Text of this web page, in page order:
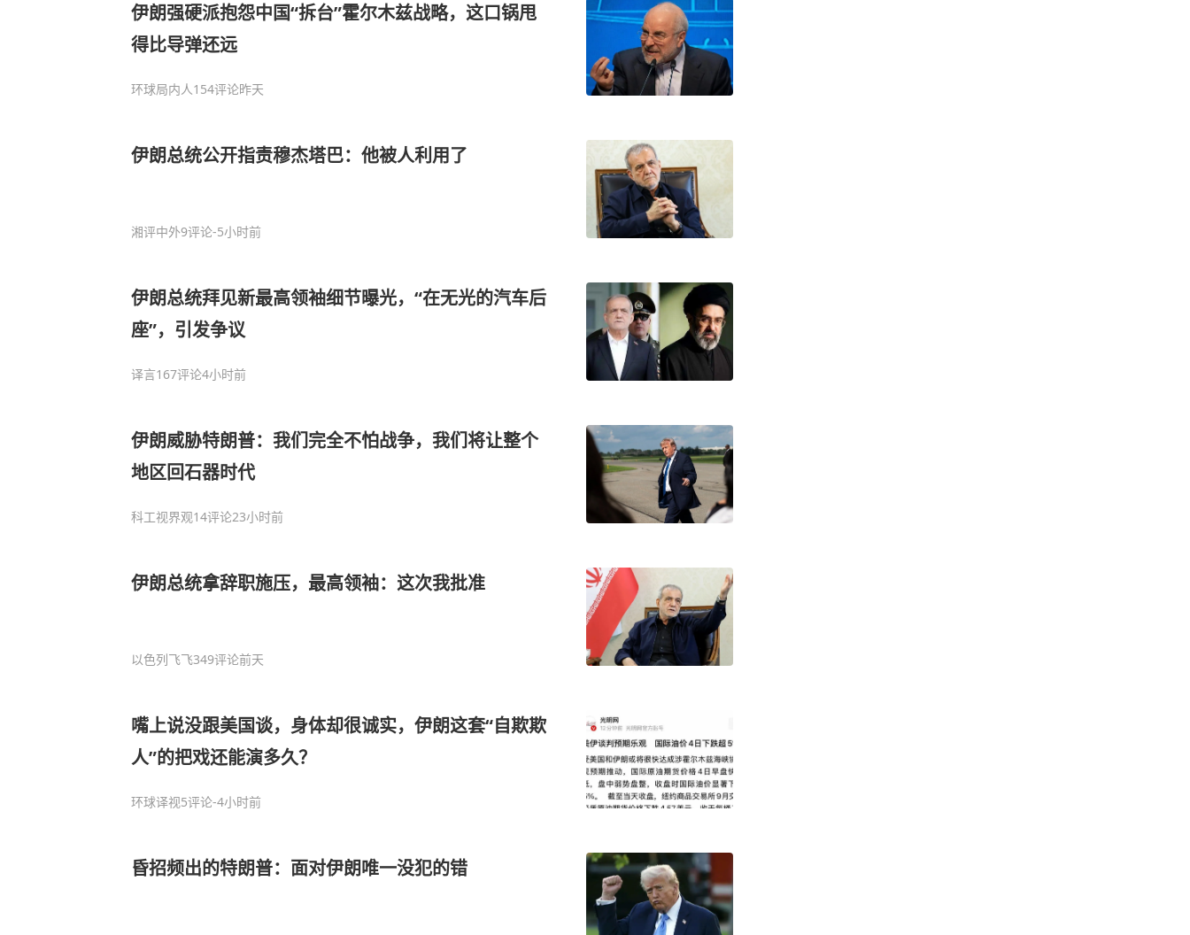
伊朗强硬派抱怨中国“拆台”霍尔木兹战略，这口锅甩
得比导弹还远
环球局内人154评论昨天
伊朗总统公开指责穆杰塔巴：他被人利用了
湘评中外9评论-5小时前
伊朗总统拜见新最高领袖细节曝光，“在无光的汽车后
座”，引发争议
译言167评论4小时前
伊朗威胁特朗普：我们完全不怕战争，我们将让整个
地区回石器时代
科工视界观14评论23小时前
伊朗总统拿辞职施压，最高领袖：这次我批准
以色列飞飞349评论前天
嘴上说没跟美国谈，身体却很诚实，伊朗这套“自欺欺
人”的把戏还能演多久？
环球译视5评论-4小时前
昏招频出的特朗普：面对伊朗唯一没犯的错